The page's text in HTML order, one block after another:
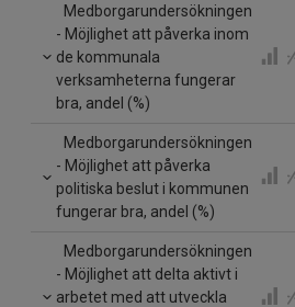
Medborgarundersökningen
- Möjlighet att påverka inom
de kommunala
verksamheterna fungerar
bra, andel (%)
Medborgarundersökningen
- Möjlighet att påverka
politiska beslut i kommunen
fungerar bra, andel (%)
Medborgarundersökningen
- Möjlighet att delta aktivt i
arbetet med att utveckla